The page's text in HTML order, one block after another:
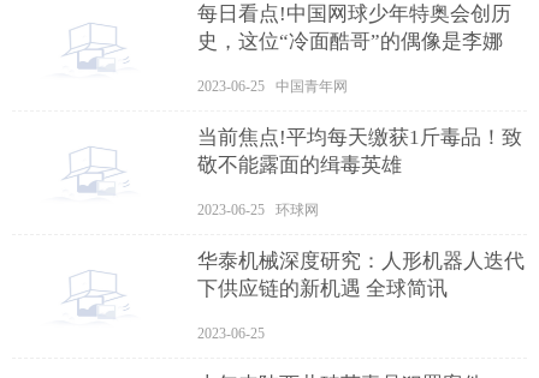
每日看点!中国网球少年特奥会创历
史，这位“冷面酷哥”的偶像是李娜
2023-06-25 中国青年网
当前焦点!平均每天缴获1斤毒品！致
敬不能露面的缉毒英雄
2023-06-25 环球网
华泰机械深度研究：人形机器人迭代
下供应链的新机遇 全球简讯
2023-06-25